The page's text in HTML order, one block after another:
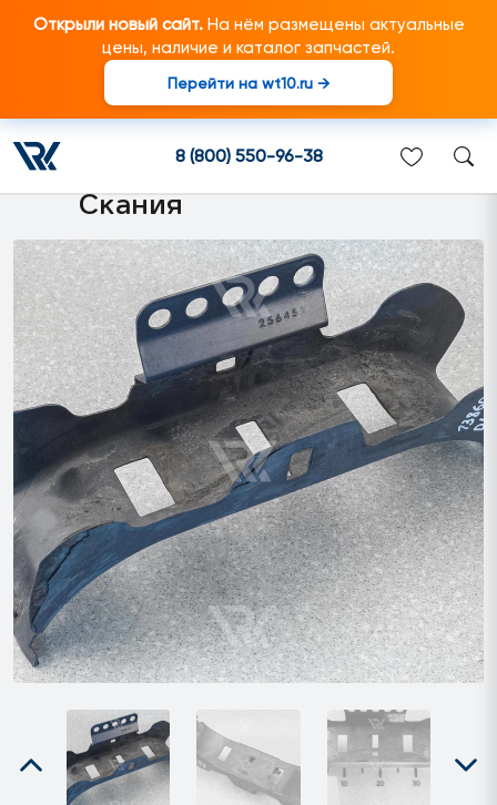
Открыли новый сайт.На нём размещены актуальные
цены, наличие и каталог запчастей.
Перейти на wt10.ru →
8 (800) 550-96-38
2564513 Направляющая (6
серия) подходит для
грузовиков марки Scania/
Скания